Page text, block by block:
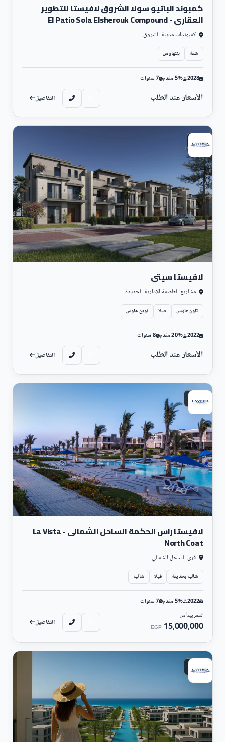
كمبوند الباتيو سولا الشروق لافيستا للتطوير
العقاري - El Patio Sola Elsherouk Compound
كمبوندات مدينة الشروق
شقة بنتهاوس
2028 5% مقدم 7 سنوات
الأسعار عند الطلب التفاصيل
سكني
لافيستا سيتى
مشاريع العاصمة الإدارية الجديدة
تاون هاوس فيلا توين هاوس
2022 20% مقدم 8 سنوات
الأسعار عند الطلب التفاصيل
ساحلي
لافيستا راس الحكمة الساحل الشمالى - La Vista
North Coat
قرى الساحل الشمالي
شاليه بحديقة فيلا شاليه
2022 5% مقدم 7 سنوات
السعر يبدأ من
15,000,000
EGP التفاصيل
ساحلي